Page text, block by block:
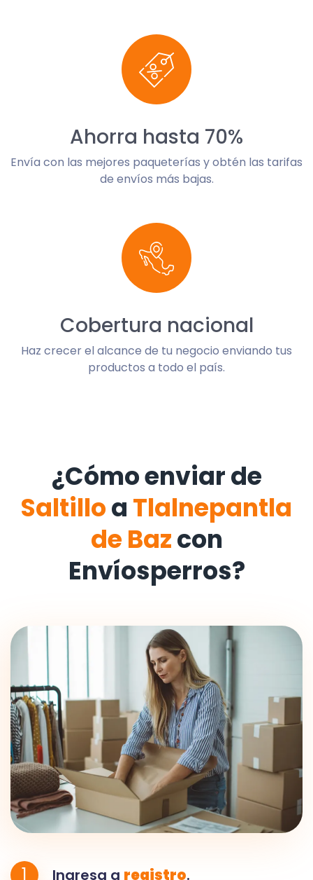
Ahorra hasta 70%
Envía con las mejores paqueterías y obtén las tarifas
de envíos más bajas.
Cobertura nacional
Haz crecer el alcance de tu negocio enviando tus
productos a todo el país.
¿Cómo enviar de
Saltilloa Tlalnepantla
de Bazcon
Envíosperros?
1 Ingresa a registro.